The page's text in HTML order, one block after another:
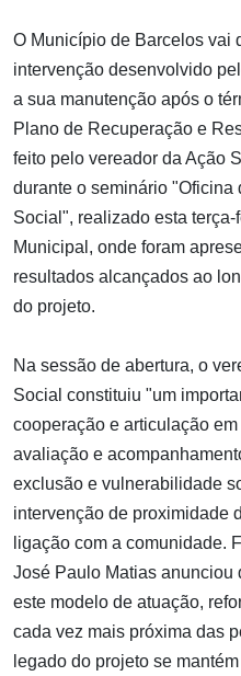
O Município de Barcelos vai
intervenção desenvolvido
a sua manutenção após o
Plano de Recuperação e
feito pelo vereador da Ação
durante o seminário "Oficina
Social", realizado esta
Municipal, onde foram
resultados alcançados ao
do projeto.
Na sessão de abertura, o
Social constituiu "um
cooperação e articulação
avaliação e
exclusão e vulnerabilidade
intervenção de proximidade
ligação com a comunidade.
José Paulo Matias anunciou
este modelo de atuação,
cada vez mais próxima das
legado do projeto se